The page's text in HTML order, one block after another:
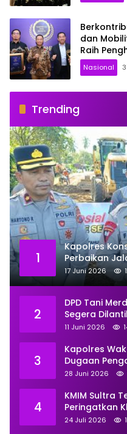
dan
Raih
Indonesia
Nasional
Trending
1
Kapolres
Perbaikan
Titik Rusak
17 Juni 2026
2
DPD Tani
Segera
11 Juni 2026
3
Kapolres
Dugaan
Dua Anggota
28 Juni 2026
4
KMIM Sultra
Peringatkan
Proses Hukum
24 Juli 2026